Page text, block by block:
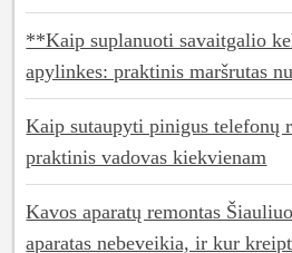
**Kaip suplanuoti savaitgalio
apylinkes: praktinis maršrutas
Kaip sutaupyti pinigus telefonų
praktinis vadovas kiekvienam
Kavos aparatų remontas
aparatas nebeveikia, ir kur